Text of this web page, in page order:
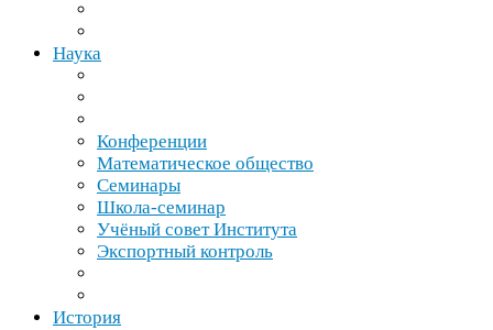
Наука
Конференции
Математическое общество
Семинары
Школа-​семинар
Учёный совет Института
Экспортный контроль
История